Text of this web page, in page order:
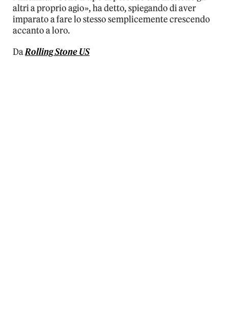
altri a proprio agio», ha detto, spiegando di aver
imparato a fare lo stesso semplicemente crescendo
accanto a loro.
DaRolling Stone US